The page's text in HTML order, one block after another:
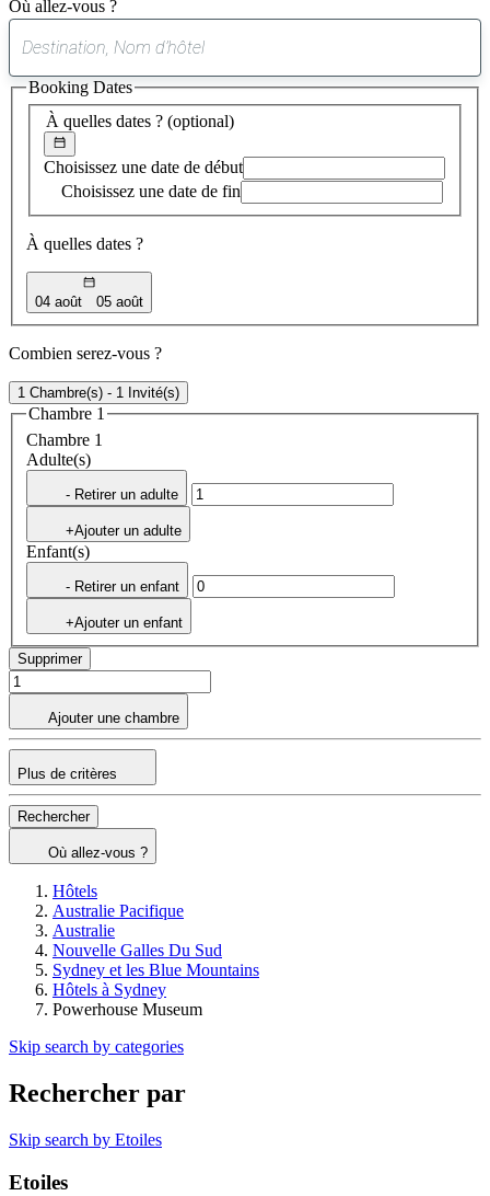
Où allez-vous ?
suggestion
trouvée
À quelles dates ? (optional)
Choisissez une date de début
Choisissez une date de fin
À quelles dates ?
04 août 05 août
Booking Dates
Combien serez-vous ?
1 Chambre(s) - 1 Invité(s)
Chambre 1
Chambre 1
Adulte(s)
- Retirer un adulte
+Ajouter un adulte
Enfant(s)
- Retirer un enfant
+Ajouter un enfant
Supprimer
Ajouter une chambre
Plus de critères
Rechercher
Où allez-vous ?
Hôtels
Australie Pacifique
Australie
Nouvelle Galles Du Sud
Sydney et les Blue Mountains
Hôtels à Sydney
Powerhouse Museum
Skip search by categories
Rechercher par
Skip search by Etoiles
Etoiles